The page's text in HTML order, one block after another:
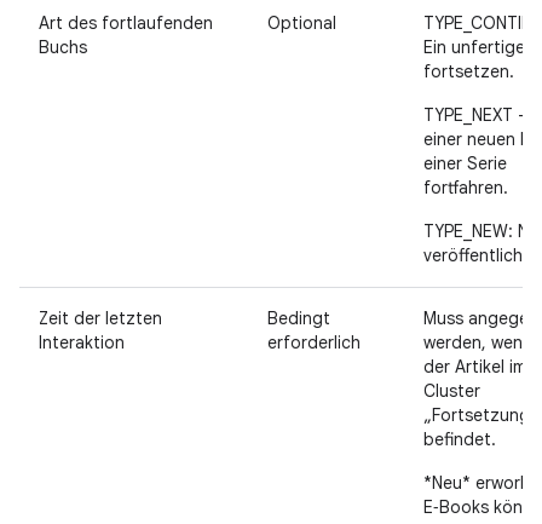
Art des fortlaufenden
Buchs
Optional
Ein unfertiges
fortsetzen.
TYPE_NEXT –
einer neuen
einer Serie
fortfahren.
TYPE_NEW:
veröffentlicht.
Zeit der letzten
Interaktion
Bedingt
erforderlich
Muss
werden, wenn
der Artikel im
Cluster
„Fortsetzung“
befindet.
*Neu*
E‑Books